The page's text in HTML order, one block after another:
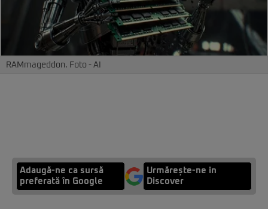
RAMmageddon. Foto - AI
Adaugă-ne ca sursă
preferată în Google
Urmărește-ne in
Discover